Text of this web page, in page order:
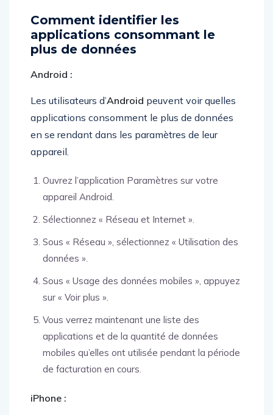
Comment identifier les
applications consommant le
plus de données
Android :
Les utilisateurs d’Android peuvent voir quelles
applications consomment le plus de données
en se rendant dans les paramètres de leur
appareil.
Ouvrez l’application Paramètres sur votre
appareil Android.
Sélectionnez « Réseau et Internet ».
Sous « Réseau », sélectionnez « Utilisation des
données ».
Sous « Usage des données mobiles », appuyez
sur « Voir plus ».
Vous verrez maintenant une liste des
applications et de la quantité de données
mobiles qu’elles ont utilisée pendant la période
de facturation en cours.
iPhone :